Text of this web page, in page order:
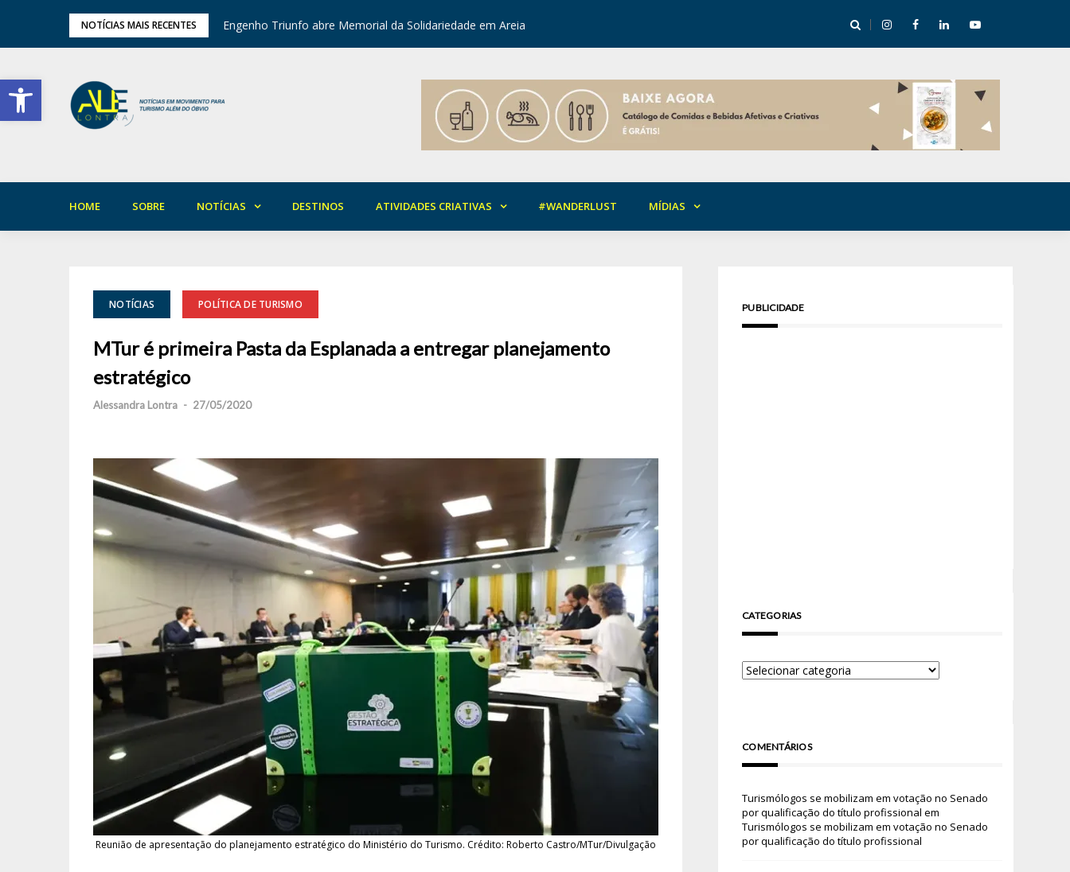
Barra de Ferramentas Aberta
NOTÍCIAS MAIS RECENTES
de Inverno das Serras Engenho Triunfo abre Memorial da Solidariedade em Areia Mirian Rocha abre mentoria de storytelling com 10 vagas
HOME SOBRE NOTÍCIAS DESTINOS ATIVIDADES CRIATIVAS #WANDERLUST MÍDIAS
NOTÍCIAS POLÍTICA DE TURISMO
MTur é primeira Pasta da Esplanada a entregar planejamento
estratégico
Alessandra Lontra - 27/05/2020
Reunião de apresentação do planejamento estratégico do Ministério do Turismo. Crédito: Roberto Castro/MTur/Divulgação
PUBLICIDADE
CATEGORIAS
COMENTÁRIOS
Turismólogos se mobilizam em votação no Senado
por qualificação do título profissional em
Turismólogos se mobilizam em votação no Senado
por qualificação do título profissional